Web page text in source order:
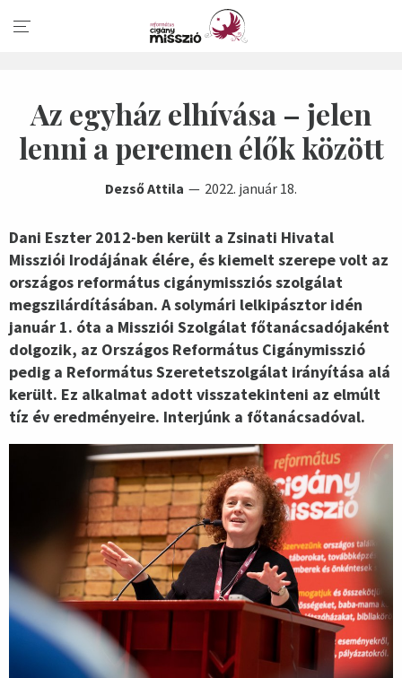
Az egyház elhívása – jelen
lenni a peremen élők között
Dezső Attila 2022. január 18.
Dani Eszter 2012-ben került a Zsinati Hivatal
Missziói Irodájának élére, és kiemelt szerepe volt az
országos református cigánymissziós szolgálat
megszilárdításában. A solymári lelkipásztor idén
január 1. óta a Missziói Szolgálat főtanácsadójaként
dolgozik, az Országos Református Cigánymisszió
pedig a Református Szeretetszolgálat irányítása alá
került. Ez alkalmat adott visszatekinteni az elmúlt
tíz év eredményeire. Interjúnk a főtanácsadóval.